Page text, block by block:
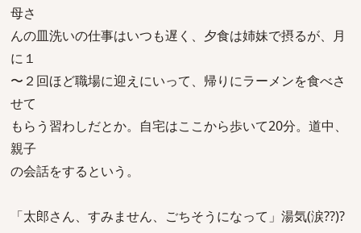
母さ
んの皿洗いの仕事はいつも遅く、夕食は姉妹で摂るが、月
に１
〜２回ほど職場に迎えにいって、帰りにラーメンを食べさ
せて
もらう習わしだとか。自宅はここから歩いて20分。道中、
親子
の会話をするという。
「太郎さん、すみません、ごちそうになって」湯気(涙??)?